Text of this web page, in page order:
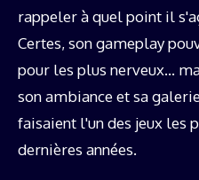
rappeler à quel point il
Certes, son gameplay
pour les plus nerveux…
son ambiance et sa
faisaient l'un des jeux les
dernières années.